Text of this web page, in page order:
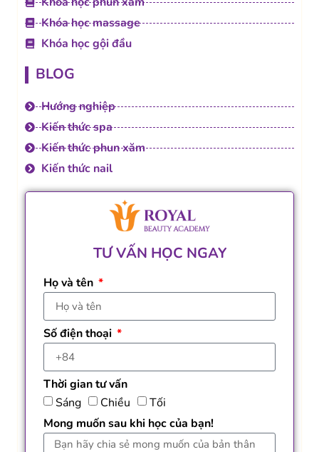
Khóa học massage
Khóa học gội đầu
BLOG
Hướng nghiệp
Kiến thức spa
Kiến thức phun xăm
Kiến thức nail
TƯ VẤN HỌC NGAY
Họ và tên
Số điện thoại
Thời gian tư vấn
Sáng
Chiều
Tối
Mong muốn sau khi học của bạn!